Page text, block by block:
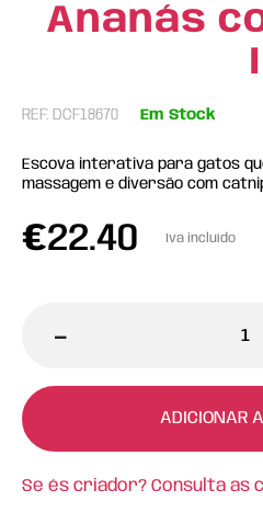
Ananás
REF: DCF18670 Em Stock
Escova interativa para gatos
massagem e diversão com
€22.40 Iva incluído
-
ADICIONAR
Se és criador? Consulta as